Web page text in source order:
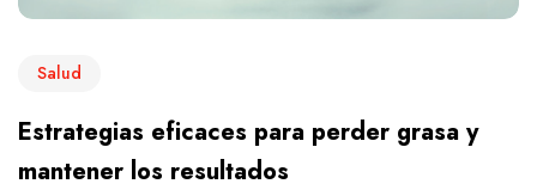
Salud
Estrategias eficaces para perder grasa y
mantener los resultados